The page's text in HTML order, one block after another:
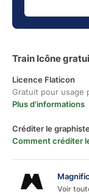
Train Icône
Licence Flaticon
Gratuit pour usage
Plus d'informations
Créditer le
Comment créditer
Magnific
Voir